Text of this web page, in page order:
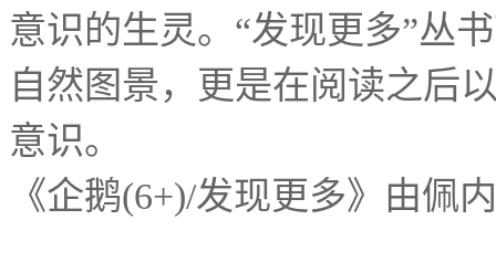
意识的生灵。
“发现更多”丛
自然图景，更是在阅读之后
意识。
《企鹅(6+)/发现更多》由佩